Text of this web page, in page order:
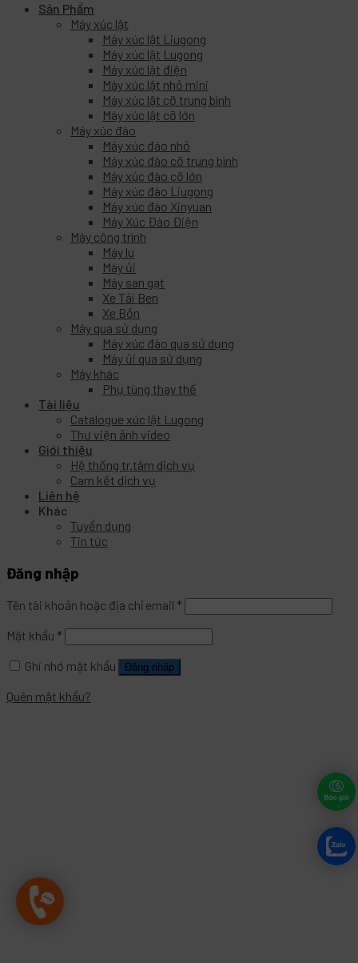
Sản Phẩm
Máy xúc lật
Máy xúc lật Liugong
Máy xúc lật Lugong
Máy xúc lật điện
Máy xúc lật nhỏ mini
Máy xúc lật cỡ trung bình
Máy xúc lật cỡ lớn
Máy xúc đào
Máy xúc đào nhỏ
Máy xúc đào cỡ trung bình
Máy xúc đào cỡ lớn
Máy xúc đào Liugong
Máy xúc đào Xinyuan
Máy Xúc Đào Điện
Máy công trình
Máy lu
Máy ủi
Máy san gạt
Xe Tải Ben
Xe Bồn
Máy qua sử dụng
Máy xúc đào qua sử dụng
Máy ủi qua sử dụng
Máy khác
Phụ tùng thay thế
Tài liệu
Catalogue xúc lật Lugong
Thư viện ảnh video
Giới thiệu
Hệ thống tr.tâm dịch vụ
Cam kết dịch vụ
Liên hệ
Khác
Tuyển dụng
Tin tức
Đăng nhập
Tên tài khoản hoặc địa chỉ email *
Mật khẩu *
Ghi nhớ mật khẩu
Đăng nhập
Quên mật khẩu?